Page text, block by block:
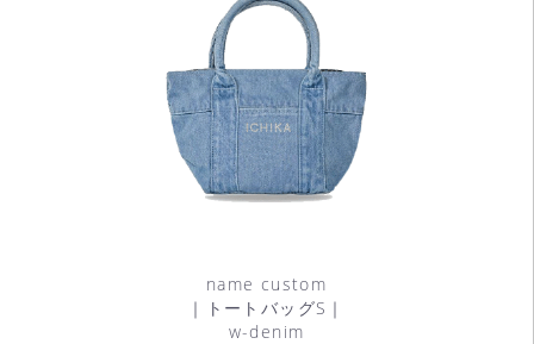
name custom
｜トートバッグS｜
w-denim